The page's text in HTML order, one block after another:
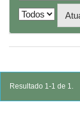
Resultado 1-1 de 1.